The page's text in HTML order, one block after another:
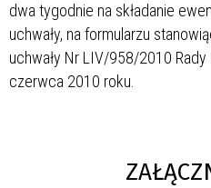
dwa tygodnie na składanie
uchwały, na formularzu
uchwały Nr LIV/958/2010
czerwca 2010 roku.